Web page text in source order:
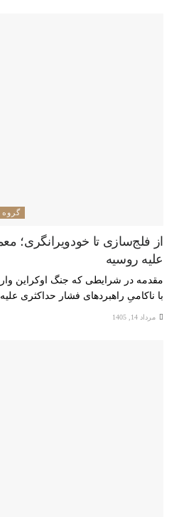
گروه
از فلج‌سازی تا خودویرانگری؛
علیه روسیه
مقدمه در شرایطی که جنگ اوکراین
با ناکامیِ راهبردهای فشار حداکثری
مرداد 14, 1405